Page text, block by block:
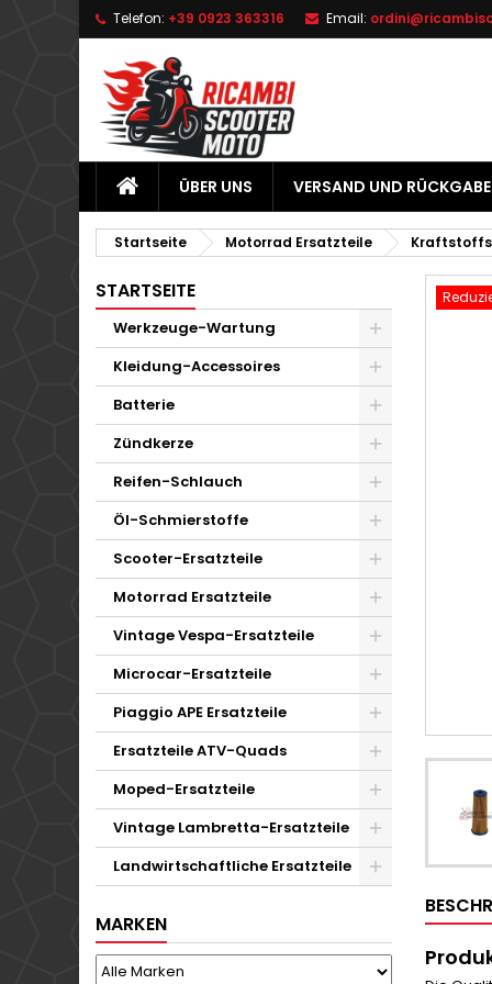
Telefon: +39 0923 363316 Email:
ÜBER UNS VERSAND UND RÜCKGABE
Startseite Motorrad Ersatzteile
STARTSEITE
Werkzeuge-Wartung
Kleidung-Accessoires
Batterie
Zündkerze
Reifen-Schlauch
Öl-Schmierstoffe
Scooter-Ersatzteile
Motorrad Ersatzteile
Vintage Vespa-Ersatzteile
Microcar-Ersatzteile
Piaggio APE Ersatzteile
Ersatzteile ATV-Quads
Moped-Ersatzteile
Vintage Lambretta-Ersatzteile
Landwirtschaftliche Ersatzteile
MARKEN